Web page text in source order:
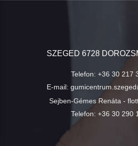
SZEGED 6728
Telefon: +36 30 217
E-mail:
Sejben-Gémes Renáta -
Telefon: +36 30 290